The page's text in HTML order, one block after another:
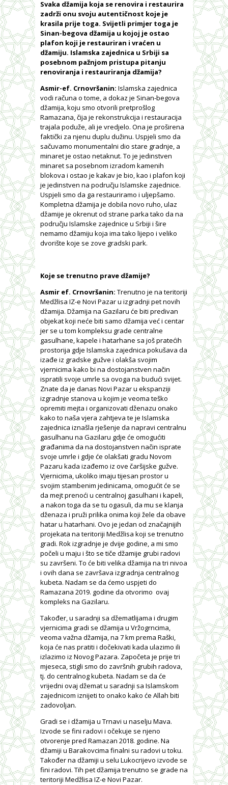
Svaka džamija koja se renovira i restaurira
zadrži onu svoju autentičnost koje je
krasila prije toga. Svijetli primjer toga je
Sinan-begova džamija u kojoj je ostao
plafon koji je restauriran i vraćen u
džamiju. Islamska zajednica u Srbiji sa
posebnom pažnjom pristupa pitanju
renoviranja i restauriranja džamija?
Asmir-ef. Crnovršanin: Islamska zajednica
vodi računa o tome, a dokaz je Sinan-begova
džamija, koju smo otvorili pretprošlog
Ramazana, čija je rekonstrukcija i restauracija
trajala poduže, ali je vredjelo. Ona je proširena
faktički za njenu duplu dužinu. Uspjeli smo da
sačuvamo monumentalni dio stare gradnje, a
minaret je ostao netaknut. To je jedinstven
minaret sa posebnom izradom kamenih
blokova i ostao je kakav je bio, kao i plafon koji
je jedinstven na području Islamske zajednice.
Uspjeli smo da ga restauriramo i uljepšamo.
Kompletna džamija je dobila novo ruho, ulaz
džamije je okrenut od strane parka tako da na
području Islamske zajednice u Srbiji i šire
nemamo džamiju koja ima tako lijepo i veliko
dvorište koje se zove gradski park.
Koje se trenutno prave džamije?
Asmir ef. Crnovršanin: Trenutno je na teritoriji
Medžlisa IZ-e Novi Pazar u izgradnji pet novih
džamija. Džamija na Gazilaru će biti predivan
objekat koji neće biti samo džamija već i centar
jer se u tom kompleksu grade centralne
gasulhane, kapele i hatarhane sa još pratećih
prostorija gdje Islamska zajednica pokušava da
izađe iz gradske gužve i olakša svojim
vjernicima kako bi na dostojanstven način
ispratili svoje umrle sa ovoga na budući svijet.
Znate da je danas Novi Pazar u ekspanziji
izgradnje stanova u kojim je veoma teško
opremiti mejta i organizovati dženazu onako
kako to naša vjera zahtjeva te je Islamska
zajednica iznašla rješenje da napravi centralnu
gasulhanu na Gazilaru gdje će omogućiti
građanima da na dostojanstven način isprate
svoje umrle i gdje će olakšati gradu Novom
Pazaru kada izađemo iz ove čaršijske gužve.
Vjernicima, ukoliko imaju tijesan prostor u
svojim stambenim jedinicama, omogućit će se
da mejt prenoći u centralnoj gasulhani i kapeli,
a nakon toga da se tu ogasuli, da mu se klanja
dženaza i pruži prilika onima koji žele da obave
hatar u hatarhani. Ovo je jedan od značajnijih
projekata na teritoriji Medžlisa koji se trenutno
gradi. Rok izgradnje je dvije godine, a mi smo
počeli u maju i što se tiče džamije grubi radovi
su završeni. To će biti velika džamija na tri nivoa
i ovih dana se završava izgradnja centralnog
kubeta. Nadam se da ćemo uspjeti do
Ramazana 2019. godine da otvorimo ovaj
kompleks na Gazilaru.
Također, u saradnji sa džematlijama i drugim
vjernicima gradi se džamija u Vržogrncima,
veoma važna džamija, na 7 km prema Raški,
koja će nas pratiti i dočekivati kada ulazimo ili
izlazimo iz Novog Pazara. Započeta je prije tri
mjeseca, stigli smo do završnih grubih radova,
tj. do centralnog kubeta. Nadam se da će
vrijedni ovaj džemat u saradnji sa Islamskom
zajednicom iznijeti to onako kako će Allah biti
zadovoljan.
Gradi se i džamija u Trnavi u naselju Mava.
Izvode se fini radovi i očekuje se njeno
otvorenje pred Ramazan 2018. godine. Na
džamiji u Barakovcima finalni su radovi u toku.
Također na džamiji u selu Lukocrijevo izvode se
fini radovi. Tih pet džamija trenutno se grade na
teritoriji Medžlisa IZ-e Novi Pazar.